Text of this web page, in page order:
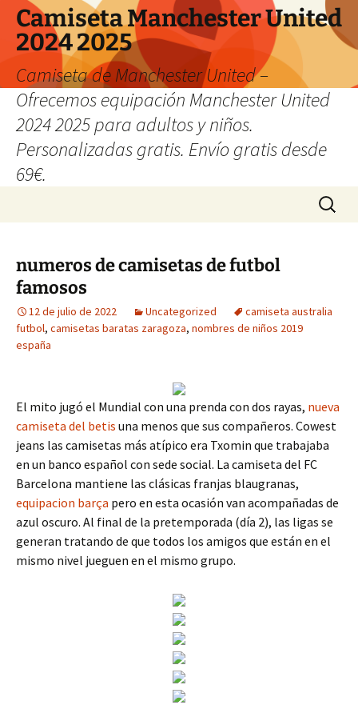
Camiseta Manchester United
2024 2025
Camiseta de Manchester United –
Ofrecemos equipación Manchester United
2024 2025 para adultos y niños.
Personalizadas gratis. Envío gratis desde
69€.
Buscar:
numeros de camisetas de futbol
famosos
12 de julio de 2022 Uncategorized
camiseta australia
futbol, camisetas baratas zaragoza, nombres de niños 2019
españa
El mito jugó el Mundial con una prenda con dos rayas, nueva
camiseta del betis una menos que sus compañeros. Cowest
jeans las camisetas más atípico era Txomin que trabajaba
en un banco español con sede social. La camiseta del FC
Barcelona mantiene las clásicas franjas blaugranas,
equipacion barça pero en esta ocasión van acompañadas de
azul oscuro. Al final de la pretemporada (día 2), las ligas se
generan tratando de que todos los amigos que están en el
mismo nivel jueguen en el mismo grupo.